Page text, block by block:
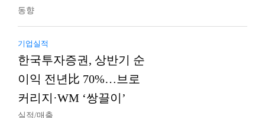
동향
기업실적
한국투자증권, 상반기 순
이익 전년比 70%…브로
커리지·WM ‘쌍끌이’
실적/매출